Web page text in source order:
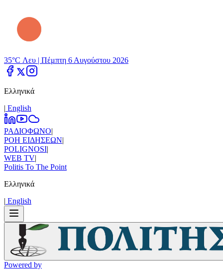
35°C Λευ | Πέμπτη 6 Αυγούστου 2026
Ελληνικά
| Εnglish
ΡΑΔΙΟΦΩΝΟ|
ΡΟΗ ΕΙΔΗΣΕΩΝ|
POLIGNOSI|
WEB TV|
Politis To The Point
Ελληνικά
| Εnglish
Powered by